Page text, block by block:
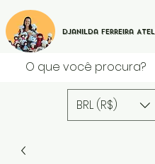
Djanilda Ferreira
BRL (R$)